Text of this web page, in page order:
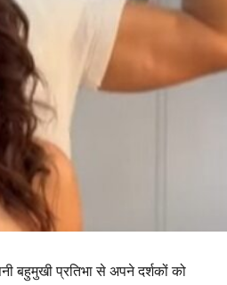
बहुमुखी प्रतिभा से अपने दर्शकों को